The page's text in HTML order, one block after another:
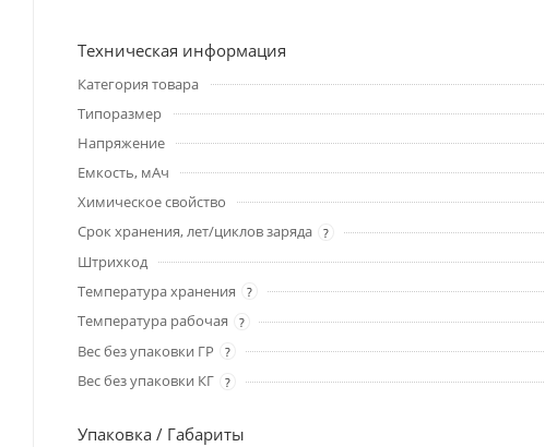
Техническая информация
Категория товара
Типоразмер
Напряжение
Емкость, мАч
Химическое свойство
Срок хранения, лет/циклов заряда
?
Штрихкод
Температура хранения
?
Температура рабочая
?
Вес без упаковки ГР
?
Вес без упаковки КГ
?
Упаковка / Габариты